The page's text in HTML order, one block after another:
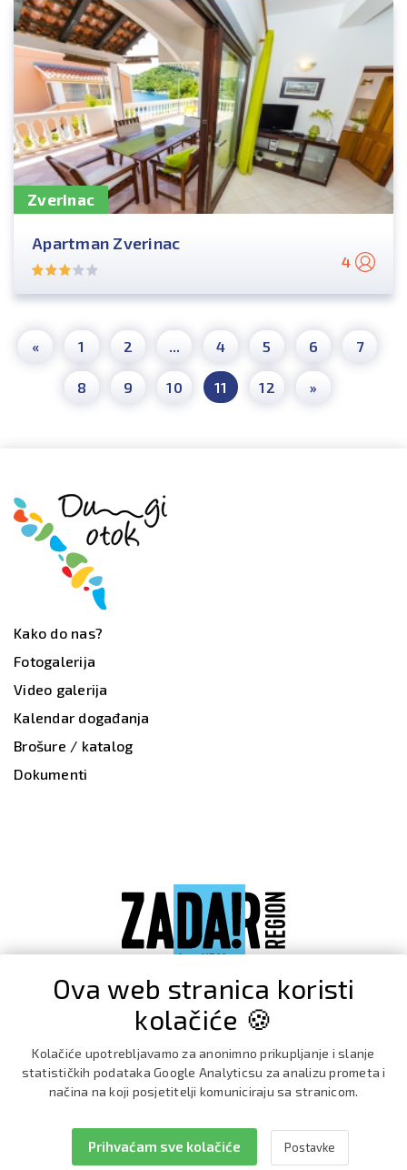
Zverinac
Apartman Zverinac
4
« 1 2 ... 4 5 6 7
8 9 10 11 12 »
Kako do nas?
Fotogalerija
Video galerija
Kalendar događanja
Brošure / katalog
Dokumenti
Ova web stranica koristi
kolačiće 🍪
Kolačiće upotrebljavamo za anonimno prikupljanje i slanje
statističkih podataka Google Analyticsu za analizu prometa i
načina na koji posjetitelji komuniciraju sa stranicom.
Prihvaćam sve kolačiće Postavke